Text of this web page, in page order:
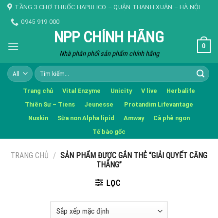
Skip TẦNG 3 CHỢ THUỐC HAPULICO – QUẬN THANH XUÂN – HÀ NỘI
0945 919 000
NPP CHÍNH HÃNG
Nhà phân phối sản phẩm chính hãng
0
Tìm
kiếm:
Trang chủ Vital Enzyme Unicity V live
Herbalife
Thiên Sư – Tiens
Jeunesse
Protandim Lifevantage
Nuskin
Sữa non Alpha lipid Amway
Cà phê ngon
Tế bào gốc
TRANG CHỦ / SẢN PHẨM ĐƯỢC GẮN THẺ “GIẢI QUYẾT CĂNG
THẲNG”
LỌC